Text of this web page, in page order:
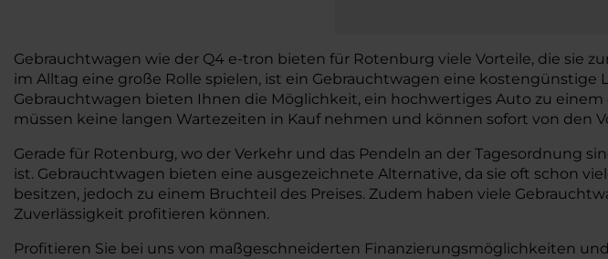
Gebrauchtwagen wie der Q4 e-tron bieten für Rotenburg viele Vorteile, die sie
im Alltag eine große Rolle spielen, ist ein Gebrauchtwagen eine
Gebrauchtwagen bieten Ihnen die Möglichkeit, ein hochwertiges Auto zu
müssen keine langen Wartezeiten in Kauf nehmen und können sofort von den
Gerade für Rotenburg, wo der Verkehr und das Pendeln an der Tagesordnung
ist. Gebrauchtwagen bieten eine ausgezeichnete Alternative, da sie oft schon
besitzen, jedoch zu einem Bruchteil des Preises. Zudem haben viele
Zuverlässigkeit profitieren können.
Profitieren Sie bei uns von maßgeschneiderten Finanzierungsmöglichkeiten